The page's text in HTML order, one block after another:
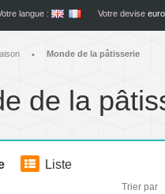
langue : Votre devise
• Monde de la pâtisserie
de la
Liste
Trier par